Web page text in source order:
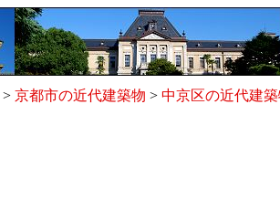
> 京都市の近代建築物 > 中京区の近代建築